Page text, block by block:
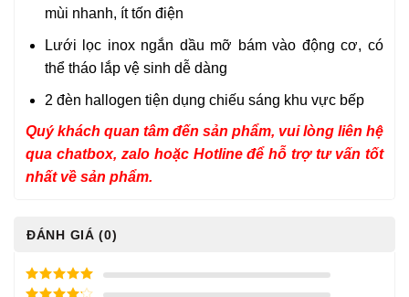
mùi nhanh, ít tốn điện
Lưới lọc inox ngắn dầu mỡ bám vào động cơ, có
thể tháo lắp vệ sinh dễ dàng
2 đèn hallogen tiện dụng chiếu sáng khu vực bếp
Quý khách quan tâm đến sản phẩm, vui lòng liên hệ
qua chatbox, zalo hoặc Hotline để hỗ trợ tư vấn tốt
nhất về sản phẩm.
ĐÁNH GIÁ (0)
5/ 5 điểm